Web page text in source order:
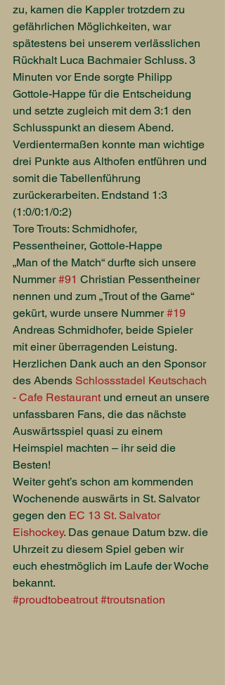
zu, kamen die Kappler trotzdem zu
gefährlichen Möglichkeiten, war
spätestens bei unserem verlässlichen
Rückhalt Luca Bachmaier Schluss. 3
Minuten vor Ende sorgte Philipp
Gottole-Happe für die Entscheidung
und setzte zugleich mit dem 3:1 den
Schlusspunkt an diesem Abend.
Verdientermaßen konnte man wichtige
drei Punkte aus Althofen entführen und
somit die Tabellenführung
zurückerarbeiten. Endstand 1:3
(1:0/0:1/0:2)
Tore Trouts: Schmidhofer,
Pessentheiner, Gottole-Happe
„Man of the Match“ durfte sich unsere
Nummer #91 Christian Pessentheiner
nennen und zum „Trout of the Game“
gekürt, wurde unsere Nummer #19
Andreas Schmidhofer, beide Spieler
mit einer überragenden Leistung.
Herzlichen Dank auch an den Sponsor
des Abends Schlossstadel Keutschach
- Cafe Restaurant und erneut an unsere
unfassbaren Fans, die das nächste
Auswärtsspiel quasi zu einem
Heimspiel machten – ihr seid die
Besten!
Weiter geht’s schon am kommenden
Wochenende auswärts in St. Salvator
gegen den EC 13 St. Salvator
Eishockey. Das genaue Datum bzw. die
Uhrzeit zu diesem Spiel geben wir
euch ehestmöglich im Laufe der Woche
bekannt.
#proudtobeatrout #troutsnation